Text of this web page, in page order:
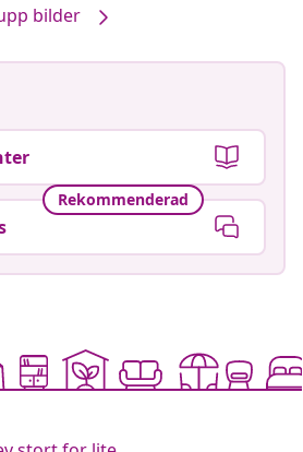
bilder
Rekommenderad